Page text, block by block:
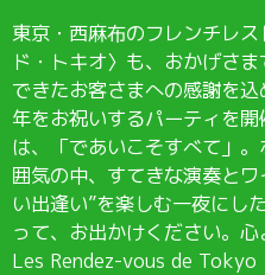
東京・西麻布のフレンチレ
ド・トキオ〉も、おかげさ
できたお客さまへの感謝を
年をお祝いするパーティを
は、「であいこそすべて」
囲気の中、すてきな演奏と
い出逢い”を楽しむ一夜にし
って、お出かけください。心
Les Rendez-vous de Tokyo